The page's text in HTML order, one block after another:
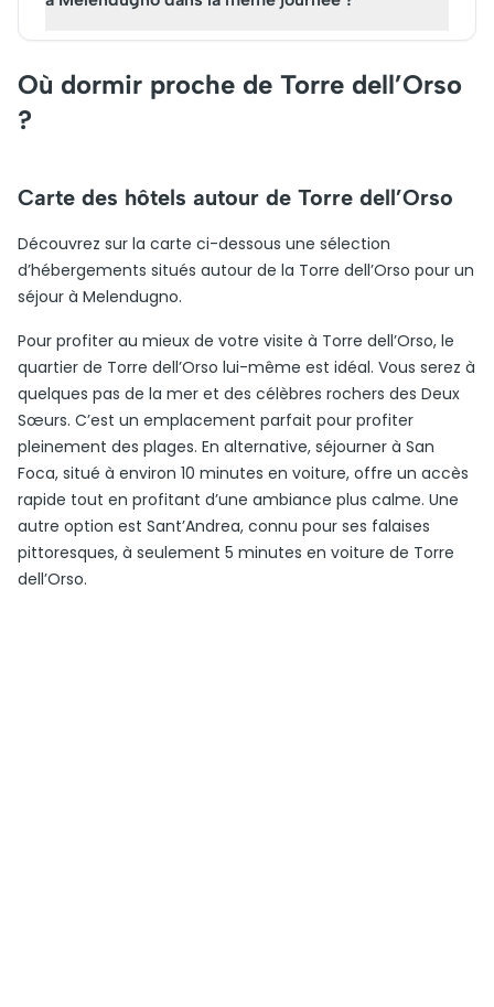
Où dormir proche de Torre dell’Orso
?
Carte des hôtels autour de Torre dell’Orso
Découvrez sur la carte ci-dessous une sélection
d’hébergements situés autour de la Torre dell’Orso pour un
séjour à Melendugno.
Pour profiter au mieux de votre visite à Torre dell’Orso, le
quartier de Torre dell’Orso lui-même est idéal. Vous serez à
quelques pas de la mer et des célèbres rochers des Deux
Sœurs. C’est un emplacement parfait pour profiter
pleinement des plages. En alternative, séjourner à San
Foca, situé à environ 10 minutes en voiture, offre un accès
rapide tout en profitant d’une ambiance plus calme. Une
autre option est Sant’Andrea, connu pour ses falaises
pittoresques, à seulement 5 minutes en voiture de Torre
dell’Orso.